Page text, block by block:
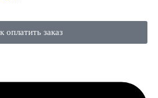
оплатить заказ